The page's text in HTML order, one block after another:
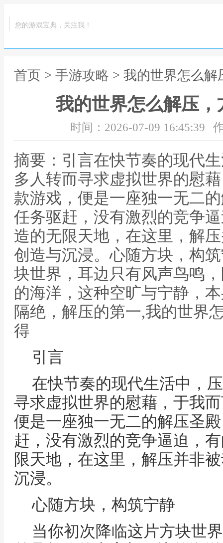
您的游戏宝典，关注我！
首页 > 手游攻略 > 我的世界怎么
我的世界怎么解压
时间：2026-07-09 16:45:39
摘要：引言在快节奏的现代
多人转而寻求虚拟世界的慰
款游戏，便是一座独一无二
任务驱赶，没有激烈的竞争
造的无限天地，在这里，解
创造与沉浸。心随方块，构
块世界，耳边只有风声鸟鸣
的海洋，这种空旷与宁静，
隔绝，解压的第一,我的世界
得
引言
在快节奏的现代生活中，
寻求虚拟世界的慰藉，于我
便是一座独一无二的解压圣
赶，没有激烈的竞争逼迫，
限天地，在这里，解压并非
沉浸。
心随方块，构筑宁静
当你初次降临这片方块世